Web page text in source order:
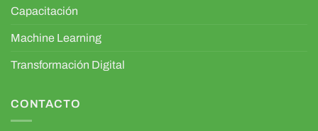
Capacitación
Machine Learning
Transformación Digital
CONTACTO